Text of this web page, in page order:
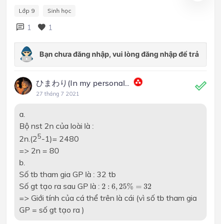
Lớp 9 Sinh học
1 1
ひまわり(In my personal...
27 tháng 7 2021
a.
Bộ nst 2n của loài là :
2n.(25-1)= 2480
=> 2n = 80
b.
Số tb tham gia GP là : 32 tb
Số gt tạo ra sau GP là : 2 : 6,25% = 32
2 6,25%=
32
=> Giới tính của cá thể trên là cái (vì số tb tham gia
GP = số gt tạo ra )